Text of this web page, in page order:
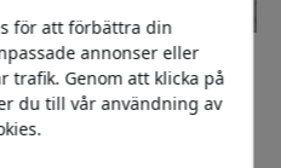
pris
SEK
för att förbättra din
annonser eller
trafik. Genom att klicka på
du till vår användning av